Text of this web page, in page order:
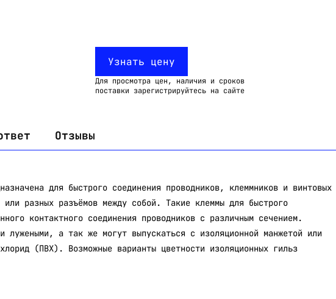
Узнать цену
Для просмотра цен, наличия и сроков
поставки зарегистрируйтесь на сайте
Отзывы
для быстрого соединения проводников, клеммников и винтовых
разных разъёмов между собой. Такие клеммы для быстрого
контактного соединения проводников с различным сечением.
лужеными, а так же могут выпускаться с изоляционной манжетой или
(ПВХ). Возможные варианты цветности изоляционных гильз